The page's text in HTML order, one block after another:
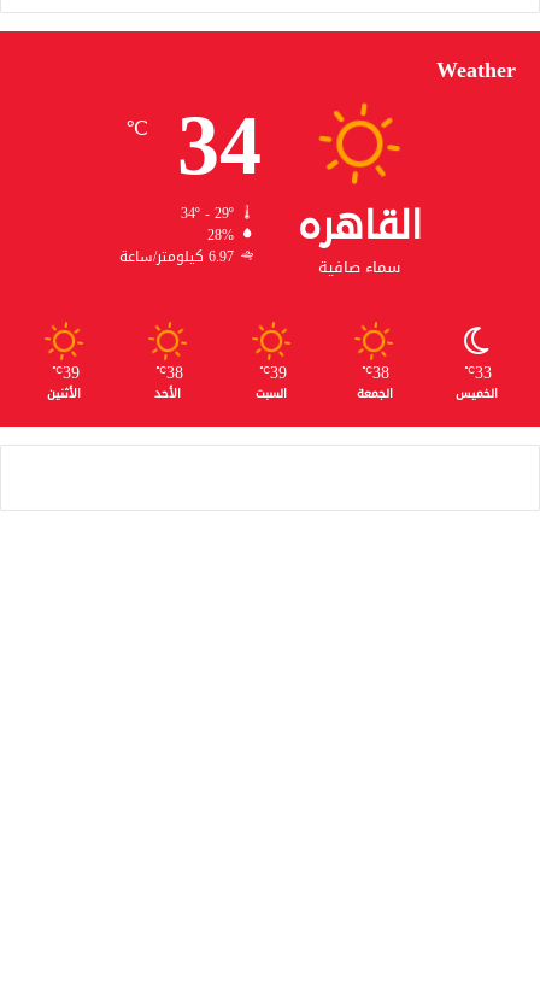
Weather
القاهره
سماء صافية
34
℃
34º - 29º
28%
6.97 كيلومتر/ساعة
33
℃
الخميس
38
℃
الجمعة
39
℃
السبت
38
℃
الأحد
39
℃
الأثنين